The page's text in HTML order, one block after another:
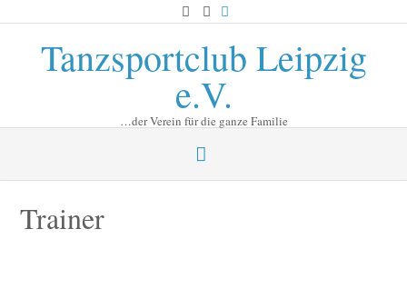
to
Tanzsportclub Leipzig
e.V.
…der Verein für die ganze Familie
Trainer